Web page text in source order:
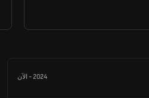
2024
- الآن